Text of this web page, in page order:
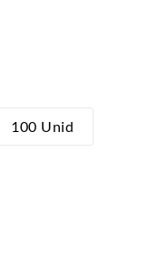
100 Unid